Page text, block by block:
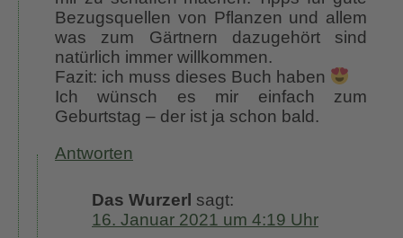
Bezugsquellen von Pflanzen und allem
was zum Gärtnern dazugehört sind
natürlich immer willkommen.
Fazit: ich muss dieses Buch haben
Ich wünsch es mir einfach zum
Geburtstag – der ist ja schon bald.
Antworten
Das Wurzerl sagt:
16. Januar 2021 um 4:19 Uhr